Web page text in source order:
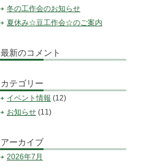
冬の工作会のお知らせ
夏休み☆豆工作会☆のご案内
最新のコメント
カテゴリー
イベント情報 (12)
お知らせ (11)
アーカイブ
2026年7月